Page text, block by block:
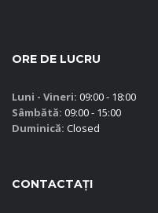
ORE DE LUCRU
Luni - Vineri: 09:00 - 18:00
Sâmbătă: 09:00 - 15:00
Duminică: Closed
CONTACTAȚI